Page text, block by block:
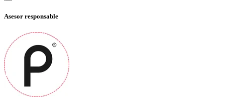
Asesor responsable